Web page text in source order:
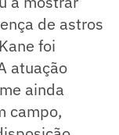
de astros
foi
atuação
ainda
campo,